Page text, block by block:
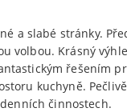
a slabé stránky.
volbou. Krásný
řešením
kuchyně.
činnostech.